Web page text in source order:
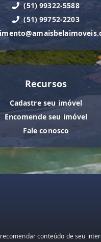
(51) 99322-5588
(51) 99752-2203
Recursos
Cadastre seu imóvel
Encomende seu imóvel
Fale conosco
conteúdo de seu